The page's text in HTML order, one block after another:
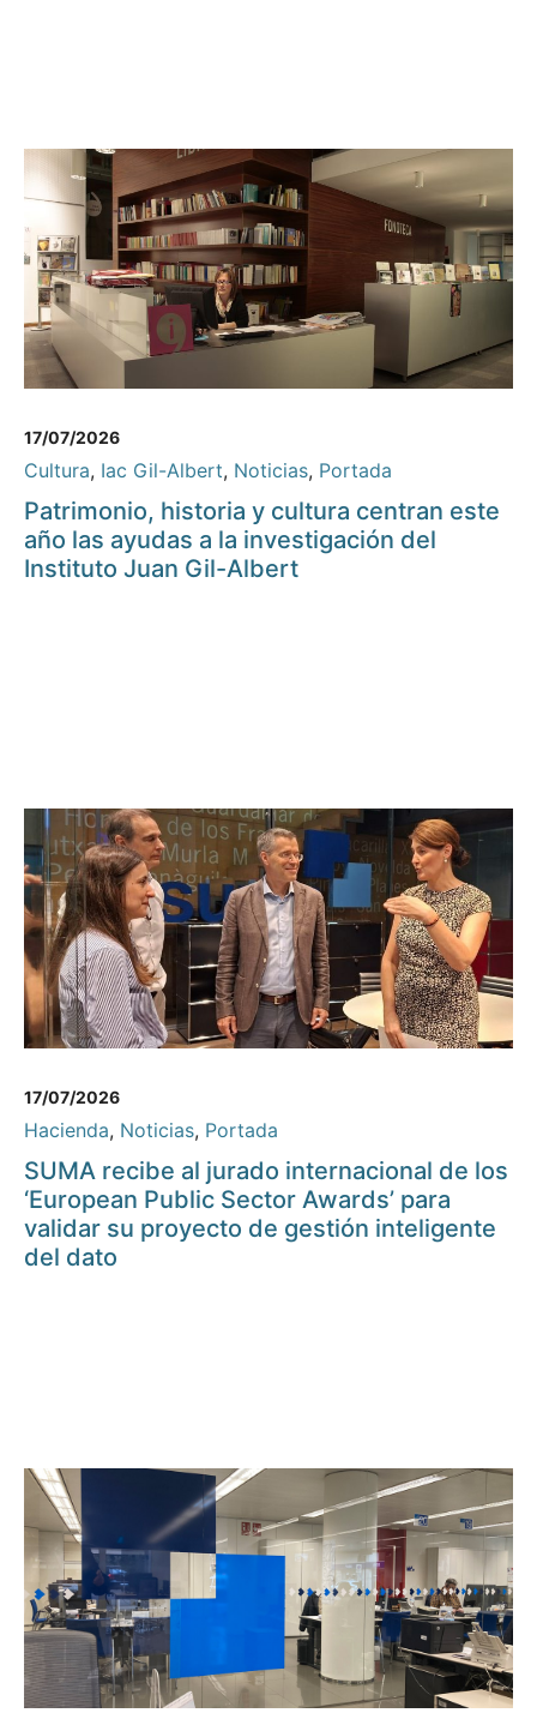
17/07/2026
Cultura, Iac Gil-Albert, Noticias, Portada
Patrimonio, historia y cultura centran este
año las ayudas a la investigación del
Instituto Juan Gil-Albert
17/07/2026
Hacienda, Noticias, Portada
SUMA recibe al jurado internacional de los
‘European Public Sector Awards’ para
validar su proyecto de gestión inteligente
del dato